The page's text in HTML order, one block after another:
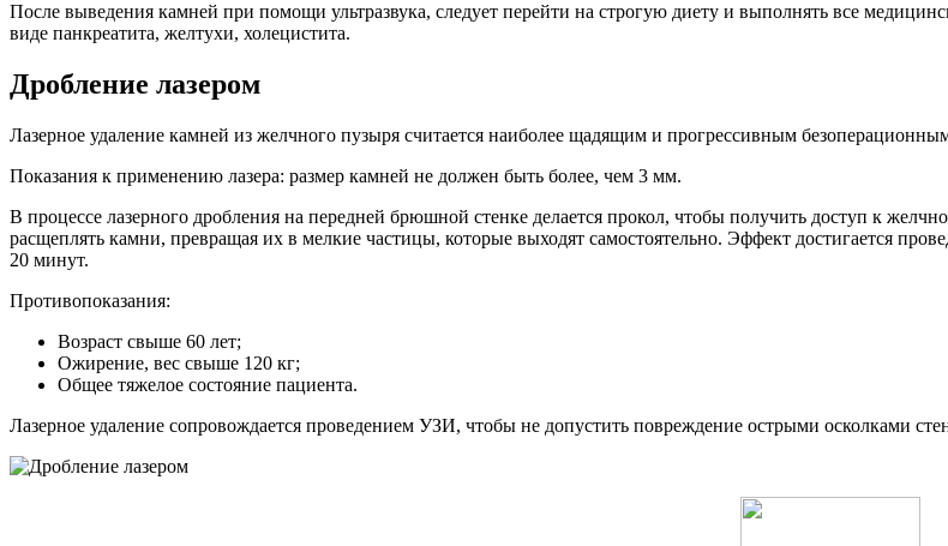
После выведения камней при помощи ультразвука, следует перейти на строгую диету и выполнять все
виде панкреатита, желтухи, холецистита.
Дробление лазером
Лазерное удаление камней из желчного пузыря считается наиболее щадящим и прогрессивным
Показания к применению лазера: размер камней не должен быть более, чем 3 мм.
В процессе лазерного дробления на передней брюшной стенке делается прокол, чтобы получить доступ к
расщеплять камни, превращая их в мелкие частицы, которые выходят самостоятельно. Эффект достигается
20 минут.
Противопоказания:
Возраст свыше 60 лет;
Ожирение, вес свыше 120 кг;
Общее тяжелое состояние пациента.
Лазерное удаление сопровождается проведением УЗИ, чтобы не допустить повреждение острыми осколками